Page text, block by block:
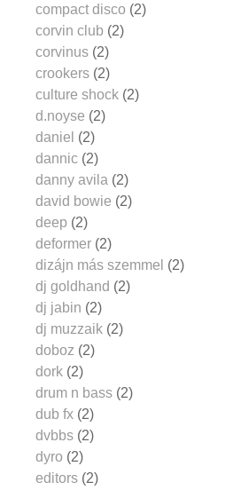
compact disco (2)
corvin club (2)
corvinus (2)
crookers (2)
culture shock (2)
d.noyse (2)
daniel (2)
dannic (2)
danny avila (2)
david bowie (2)
deep (2)
deformer (2)
dizájn más szemmel (2)
dj goldhand (2)
dj jabin (2)
dj muzzaik (2)
doboz (2)
dork (2)
drum n bass (2)
dub fx (2)
dvbbs (2)
dyro (2)
editors (2)